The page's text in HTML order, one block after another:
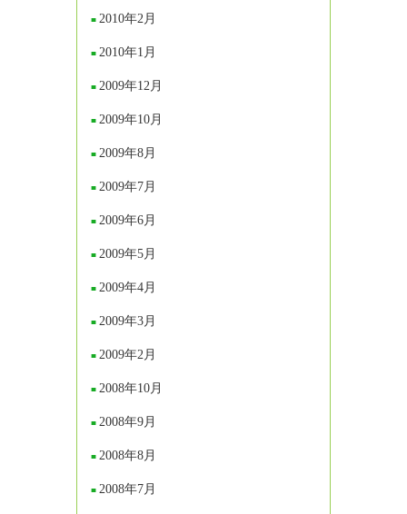
2010年2月
2010年1月
2009年12月
2009年10月
2009年8月
2009年7月
2009年6月
2009年5月
2009年4月
2009年3月
2009年2月
2008年10月
2008年9月
2008年8月
2008年7月